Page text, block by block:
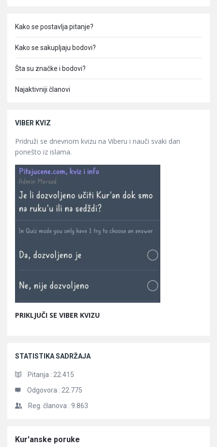
Kako se postavlja pitanje?
Kako se sakupljaju bodovi?
Šta su značke i bodovi?
Najaktivniji članovi
VIBER KVIZ
Pridruži se dnevnom kvizu na Viberu i nauči svaki dan
ponešto iz islama.
PRIKLJUČI SE VIBER KVIZU
STATISTIKA SADRŽAJA
Pitanja : 22.415
Odgovora : 22.775
Reg. članova : 9.863
Članci
Kur'anske poruke